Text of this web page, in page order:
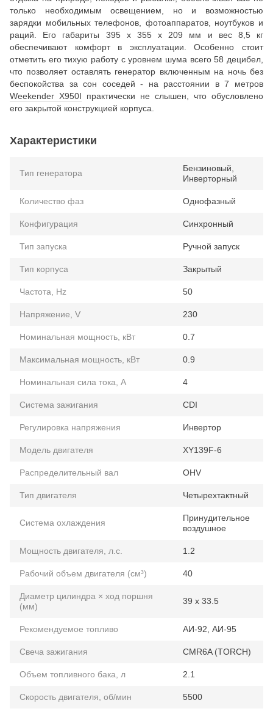
только необходимым освещением, но и возможностью
зарядки мобильных телефонов, фотоаппаратов, ноутбуков и
раций. Его габариты 395 х 355 х 209 мм и вес 8,5 кг
обеспечивают комфорт в эксплуатации. Особенно стоит
отметить его тихую работу с уровнем шума всего 58 децибел,
что позволяет оставлять генератор включенным на ночь без
беспокойства за сон соседей - на расстоянии в 7 метров
Weekender X950I практически не слышен, что обусловлено
его закрытой конструкцией корпуса.
Характеристики
Тип генератора
Бензиновый,
Инверторный
Количество фаз Однофазный
Конфигурация Синхронный
Тип запуска Ручной запуск
Тип корпуса Закрытый
Частота, Hz 50
Напряжение, V 230
Номинальная мощность, кВт 0.7
Максимальная мощность, кВт 0.9
Номинальная сила тока, А 4
Система зажигания CDI
Регулировка напряжения Инвертор
Модель двигателя XY139F-6
Распределительный вал OHV
Тип двигателя Четырехтактный
Система охлаждения
Принудительное
воздушное
Мощность двигателя, л.с. 1.2
Рабочий объем двигателя (см³) 40
Диаметр цилиндра × ход поршня
(мм)
39 x 33.5
Рекомендуемое топливо АИ-92, АИ-95
Свеча зажигания CMR6A (TORCH)
Объем топливного бака, л 2.1
Скорость двигателя, об/мин 5500